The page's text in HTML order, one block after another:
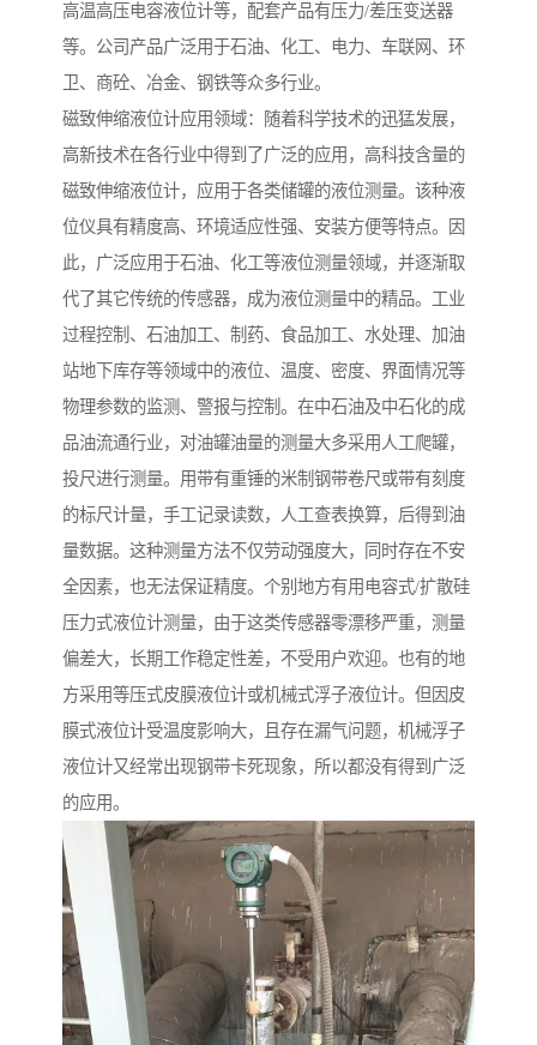
高温高压电容液位计等，配套产品有压力/差压变送器
等。公司产品广泛用于石油、化工、电力、车联网、环
卫、商砼、冶金、钢铁等众多行业。
磁致伸缩液位计应用领域：随着科学技术的迅猛发展，
高新技术在各行业中得到了广泛的应用，高科技含量的
磁致伸缩液位计，应用于各类储罐的液位测量。该种液
位仪具有精度高、环境适应性强、安装方便等特点。因
此，广泛应用于石油、化工等液位测量领域，并逐渐取
代了其它传统的传感器，成为液位测量中的精品。工业
过程控制、石油加工、制药、食品加工、水处理、加油
站地下库存等领域中的液位、温度、密度、界面情况等
物理参数的监测、警报与控制。在中石油及中石化的成
品油流通行业，对油罐油量的测量大多采用人工爬罐，
投尺进行测量。用带有重锤的米制钢带卷尺或带有刻度
的标尺计量，手工记录读数，人工查表换算，后得到油
量数据。这种测量方法不仅劳动强度大，同时存在不安
全因素，也无法保证精度。个别地方有用电容式/扩散硅
压力式液位计测量，由于这类传感器零漂移严重，测量
偏差大，长期工作稳定性差，不受用户欢迎。也有的地
方采用等压式皮膜液位计或机械式浮子液位计。但因皮
膜式液位计受温度影响大，且存在漏气问题，机械浮子
液位计又经常出现钢带卡死现象，所以都没有得到广泛
的应用。